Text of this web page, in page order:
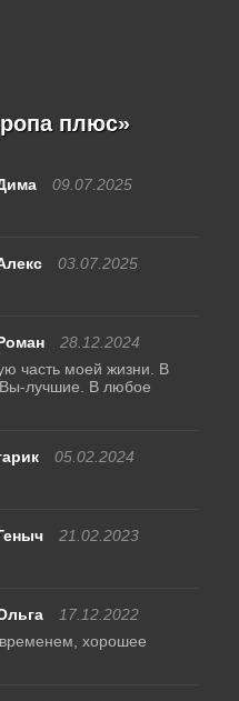
плюс»
09.07.2025
03.07.2025
28.12.2024
часть моей жизни. В
лучшие. В любое
05.02.2024
21.02.2023
17.12.2022
хорошее